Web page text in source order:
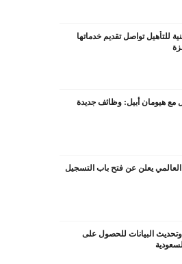
للتأهيل تواصل تقديم خدماتها
مع هيومان أبيل: وظائف جديدة
العالمي يعلن عن فتح باب التسجيل
البيانات للحصول على